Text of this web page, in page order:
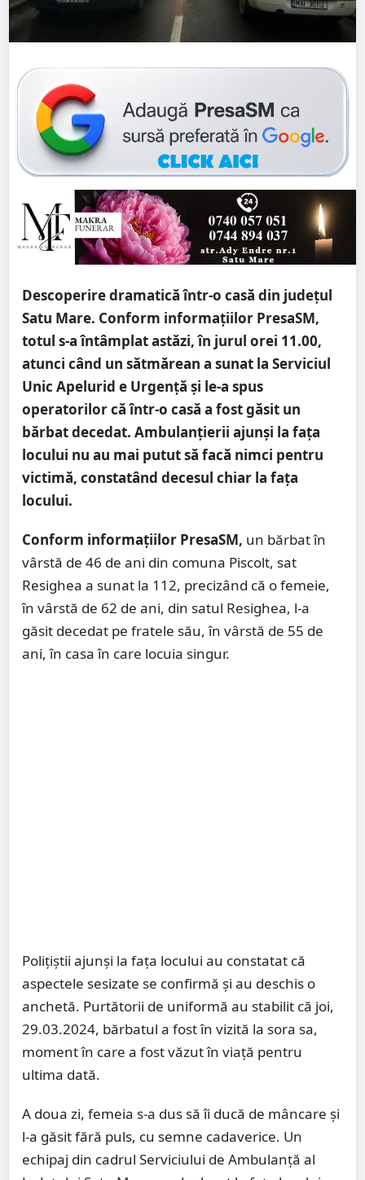
Descoperire dramatică într-o casă din județul
Satu Mare. Conform informațiilor PresaSM,
totul s-a întâmplat astăzi, în jurul orei 11.00,
atunci când un sătmărean a sunat la Serviciul
Unic Apelurid e Urgență și le-a spus
operatorilor că într-o casă a fost găsit un
bărbat decedat. Ambulanțierii ajunși la fața
locului nu au mai putut să facă nimci pentru
victimă, constatând decesul chiar la fața
locului.
Conform informațiilor PresaSM, un bărbat în
vârstă de 46 de ani din comuna Piscolt, sat
Resighea a sunat la 112, precizând că o femeie,
în vârstă de 62 de ani, din satul Resighea, l-a
găsit decedat pe fratele său, în vârstă de 55 de
ani, în casa în care locuia singur.
Polițiștii ajunși la fața locului au constatat că
aspectele sesizate se confirmă și au deschis o
anchetă. Purtătorii de uniformă au stabilit că joi,
29.03.2024, bărbatul a fost în vizită la sora sa,
moment în care a fost văzut în viață pentru
ultima dată.
A doua zi, femeia s-a dus să îi ducă de mâncare și
l-a găsit fără puls, cu semne cadaverice. Un
echipaj din cadrul Serviciului de Ambulanță al